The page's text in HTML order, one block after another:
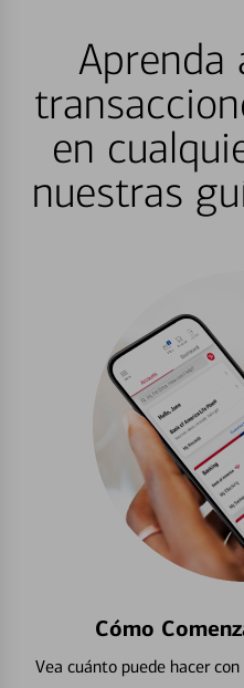
Aprenda
en
nuestras
Cómo
Vea cuánto puede hacer